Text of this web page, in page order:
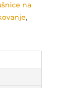
na
,